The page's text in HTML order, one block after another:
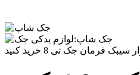
فرمان جک تی 8 خرید کنید